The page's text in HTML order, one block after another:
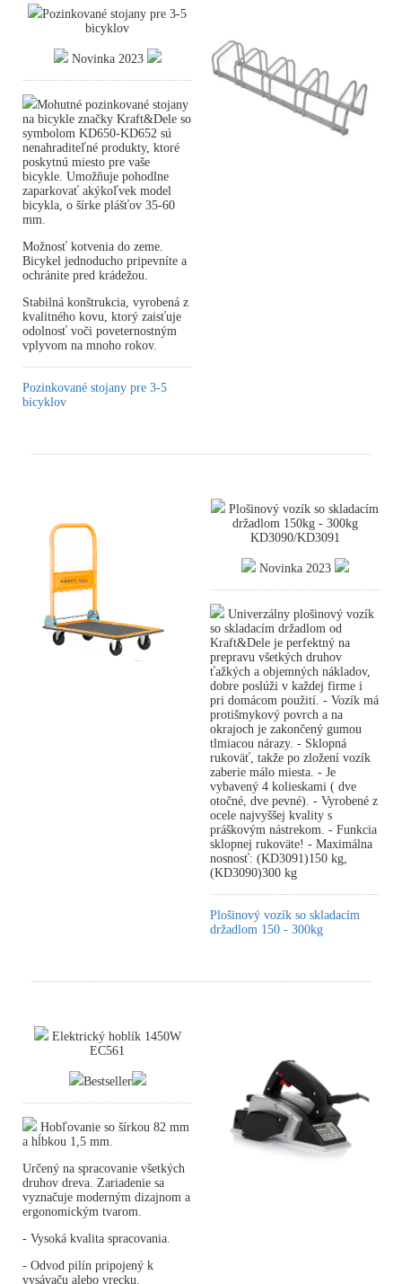
Pozinkované stojany pre 3-5
bicyklov
Novinka 2023
Mohutné pozinkované stojany
na bicykle značky Kraft&Dele so
symbolom KD650-KD652 sú
nenahraditeľné produkty, ktoré
poskytnú miesto pre vaše
bicykle. Umožňuje pohodlne
zaparkovať akýkoľvek model
bicykla, o šírke plášťov 35-60
mm.
Možnosť kotvenia do zeme.
Bicykel jednoducho pripevníte a
ochránite pred krádežou.
Stabilná konštrukcia, vyrobená z
kvalitného kovu, ktorý zaisťuje
odolnosť voči poveternostným
vplyvom na mnoho rokov.
Pozinkované stojany pre 3-5
bicyklov
Plošinový vozík so skladacím
držadlom 150kg - 300kg
KD3090/KD3091
Novinka 2023
Univerzálny plošinový vozík
so skladacím držadlom od
Kraft&Dele je perfektný na
prepravu všetkých druhov
ťažkých a objemných nákladov,
dobre poslúži v každej firme i
pri domácom použití. - Vozík má
protišmykový povrch a na
okrajoch je zakončený gumou
tlmiacou nárazy. - Sklopná
rukoväť, takže po zložení vozík
zaberie málo miesta. - Je
vybavený 4 kolieskami ( dve
otočné, dve pevné). - Vyrobené z
ocele najvyššej kvality s
práškovým nástrekom. - Funkcia
sklopnej rukoväte! - Maximálna
nosnosť: (KD3091)150 kg,
(KD3090)300 kg
Plošinový vozík so skladacím
držadlom 150 - 300kg
Elektrický hoblík 1450W
EC561
Bestseller
Hobľovanie so šírkou 82 mm
a hĺbkou 1,5 mm.
Určený na spracovanie všetkých
druhov dreva. Zariadenie sa
vyznačuje moderným dizajnom a
ergonomickým tvarom.
- Vysoká kvalita spracovania.
- Odvod pilín pripojený k
vysávaču alebo vrecku.